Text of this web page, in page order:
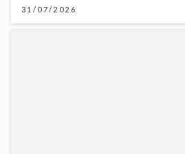
31/07/2026